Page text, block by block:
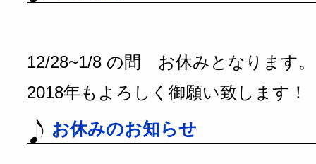
12/28~1/8 の間 お休みとなります。
2018年もよろしく御願い致します！
お休みのお知らせ